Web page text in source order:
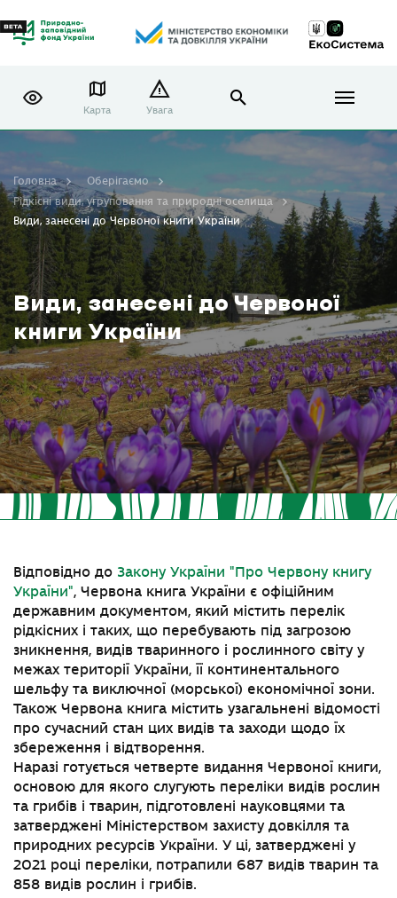
Карта Увага
Види, занесені до Червоної
книги України
Головна
Оберігаємо
Рідкісні види, угруповання та природні оселища
Види, занесені до Червоної книги України
Відповідно до Закону України "Про Червону книгу
України", Червона книга України є офіційним
державним документом, який містить перелік
рідкісних і таких, що перебувають під загрозою
зникнення, видів тваринного і рослинного світу у
межах території України, її континентального
шельфу та виключної (морської) економічної зони.
Також Червона книга містить узагальнені відомості
про сучасний стан цих видів та заходи щодо їх
збереження і відтворення.
Наразі готується четверте видання Червоної книги,
основою для якого слугують переліки видів рослин
та грибів і тварин, підготовлені науковцями та
затверджені Міністерством захисту довкілля та
природних ресурсів України. У ці, затверджені у
2021 році переліки, потрапили 687 видів тварин та
858 видів рослин і грибів.